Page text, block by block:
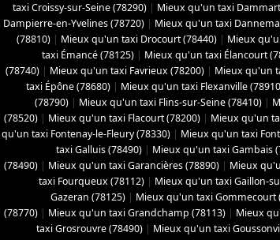
taxi Croissy-sur-Seine (78290) | Mieux qu'un taxi
Dampierre-en-Yvelines (78720) | Mieux qu'un taxi
(78810) | Mieux qu'un taxi Drocourt (78440) | Mieux
taxi Émancé (78125) | Mieux qu'un taxi Élancourt
(78740) | Mieux qu'un taxi Favrieux (78200) | Mieux qu'un
taxi Épône (78680) | Mieux qu'un taxi Flexanville
(78790) | Mieux qu'un taxi Flins-sur-Seine (78410) |
(78520) | Mieux qu'un taxi Flacourt (78200) | Mieux qu'un
qu'un taxi Fontenay-le-Fleury (78330) | Mieux qu'un taxi
taxi Galluis (78490) | Mieux qu'un taxi Gambais
(78490) | Mieux qu'un taxi Garancières (78890) | Mieux
taxi Fourqueux (78112) | Mieux qu'un taxi Gaillon-
Gazeran (78125) | Mieux qu'un taxi Gommecourt
(78770) | Mieux qu'un taxi Grandchamp (78113) | Mieux
taxi Grosrouvre (78490) | Mieux qu'un taxi